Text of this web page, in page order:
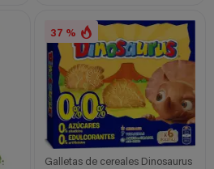
37 %
Galletas de cereales Dinosaurus